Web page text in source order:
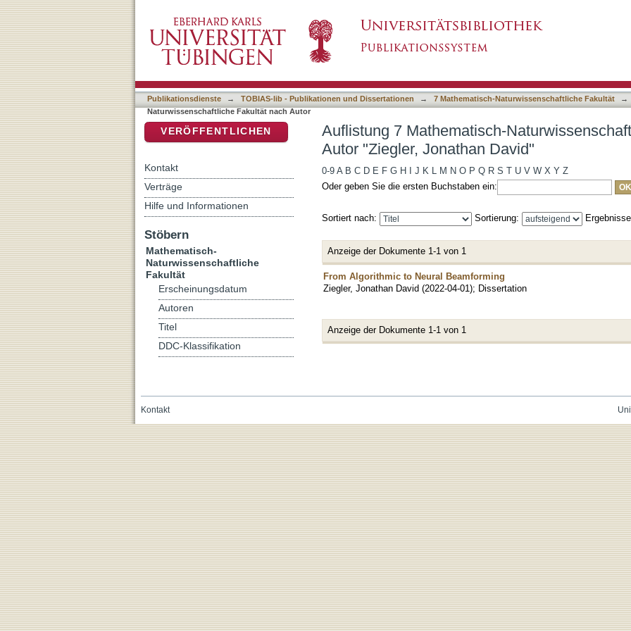
Publikationsdienste → TOBIAS-lib - Publikationen und Dissertationen → 7 Mathematisch-Naturwissenschaftliche Fakultät →
Naturwissenschaftliche Fakultät nach Autor
Auflistung 7 Mathematisch-
Autor "Ziegler, Jonathan David"
0-9 A B C D E F G H J K L M N O P Q R S T U V W X Y Z
Oder geben Sie die ersten Buchstaben ein:
Sortiert nach: Sortierung:
Anzeige der Dokumente 1-1 von 1
From Algorithmic to Neural Beamforming
Ziegler, Jonathan David (2022-04-01); Dissertation
Anzeige der Dokumente 1-1 von 1
VERÖFFENTLICHEN
Kontakt
Verträge
Hilfe und Informationen
Stöbern
Mathematisch-
Naturwissenschaftliche
Fakultät
Erscheinungsdatum
Autoren
Titel
DDC-Klassifikation
Kontakt